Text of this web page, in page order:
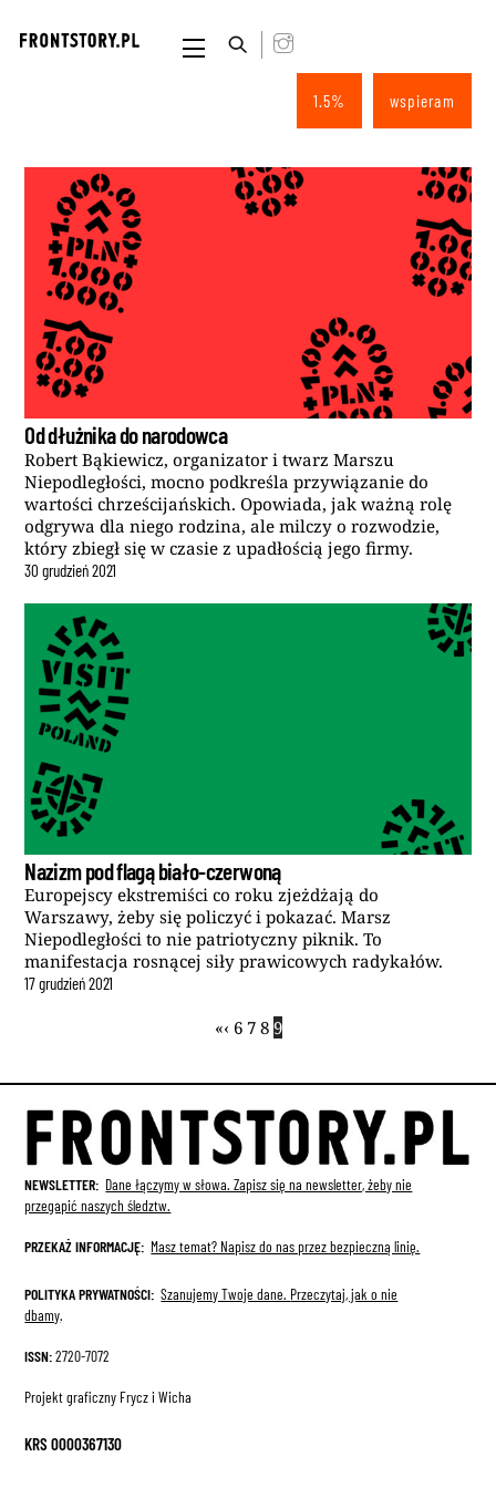
content
Menu
wspieram
1.5%
Od dłużnika do narodowca
Robert Bąkiewicz, organizator i twarz Marszu
Niepodległości, mocno podkreśla przywiązanie do
wartości chrześcijańskich. Opowiada, jak ważną rolę
odgrywa dla niego rodzina, ale milczy o rozwodzie,
który zbiegł się w czasie z upadłością jego firmy.
30 grudzień2021
Nazizm pod flagą biało-czerwoną
Europejscy ekstremiści co roku zjeżdżają do
Warszawy, żeby się policzyć i pokazać. Marsz
Niepodległości to nie patriotyczny piknik. To
manifestacja rosnącej siły prawicowych radykałów.
17grudzień2021
«‹ 6 7 8 9
NEWSLETTER: Dane łączymy w słowa. Zapisz się na newsletter, żeby nie
przegapić naszych śledztw.
PRZEKAŻ INFORMACJĘ: Masz temat? Napisz do nas przez bezpieczną linię.
POLITYKA PRYWATNOŚCI: Szanujemy Twoje dane. Przeczytaj, jak o nie
dbamy.
ISSN:2720-7072
Projekt graficzny Frycz i Wicha
KRS 0000367130